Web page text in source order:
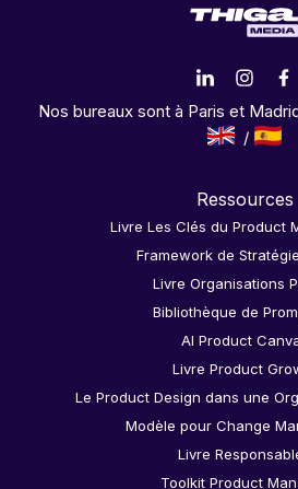
Nos bureaux sont à Paris et
Ressources
Livre Les Clés du Product
Framework de
Livre Organisations
Bibliothèque de
AI Product
Livre Product
Le Product Design dans une
Modèle pour Change
Livre
Toolkit Product